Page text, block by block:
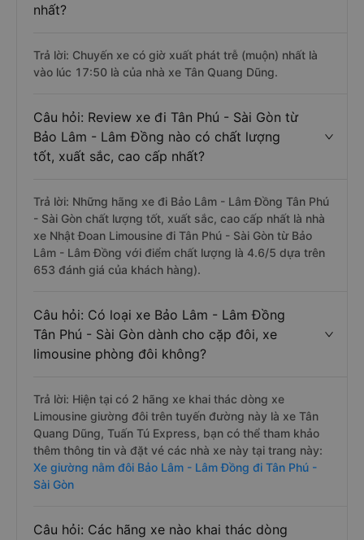
nhất?
Trả lời: Chuyến xe có giờ xuất phát trễ (muộn) nhất là
vào lúc 17:50 là của nhà xe Tân Quang Dũng.
Câu hỏi: Review xe đi Tân Phú - Sài Gòn từ
Bảo Lâm - Lâm Đồng nào có chất lượng
tốt, xuất sắc, cao cấp nhất?
Trả lời: Những hãng xe đi Bảo Lâm - Lâm Đồng Tân Phú
- Sài Gòn chất lượng tốt, xuất sắc, cao cấp nhất là nhà
xe Nhật Đoan Limousine đi Tân Phú - Sài Gòn từ Bảo
Lâm - Lâm Đồng với điểm chất lượng là 4.6/5 dựa trên
653 đánh giá của khách hàng).
Câu hỏi: Có loại xe Bảo Lâm - Lâm Đồng
Tân Phú - Sài Gòn dành cho cặp đôi, xe
limousine phòng đôi không?
Trả lời: Hiện tại có 2 hãng xe khai thác dòng xe
Limousine giường đôi trên tuyến đường này là xe Tân
Quang Dũng, Tuấn Tú Express, bạn có thể tham khảo
thêm thông tin và đặt vé các nhà xe này tại trang này:
Xe giường nằm đôi Bảo Lâm - Lâm Đồng đi Tân Phú -
Sài Gòn
Câu hỏi: Các hãng xe nào khai thác dòng